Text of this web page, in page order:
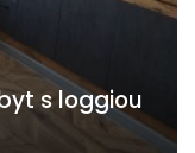
s loggiou